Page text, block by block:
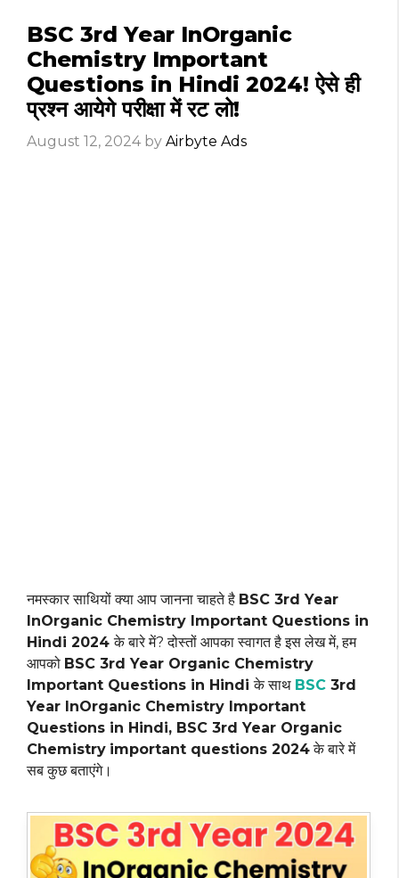
BSC 3rd Year InOrganic
Chemistry Important
Questions in Hindi 2024! ऐसे ही
प्रश्न आयेगे परीक्षा में रट लो!
August 12, 2024 by Airbyte Ads
नमस्कार साथियों क्या आप जानना चाहते है BSC 3rd Year
InOrganic Chemistry Important Questions in
Hindi 2024के बारे में? दोस्तों आपका स्वागत है इस लेख में, हम
आपको BSC 3rd Year Organic Chemistry
Important Questions in Hindiके साथ BSC 3rd
Year InOrganic Chemistry Important
Questions in Hindi, BSC 3rd Year Organic
Chemistry important questions 2024के बारे में
सब कुछ बताएंगे।